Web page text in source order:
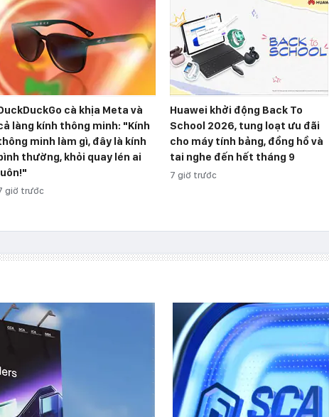
cà khịa Meta và
làng kính thông minh: "Kính
minh làm gì, đây là kính
thường, khỏi quay lén ai
giờ trước
Huawei khởi động Back To
School 2026, tung loạt ưu đãi
cho máy tính bảng, đồng hồ và
tai nghe đến hết tháng 9
7 giờ trước